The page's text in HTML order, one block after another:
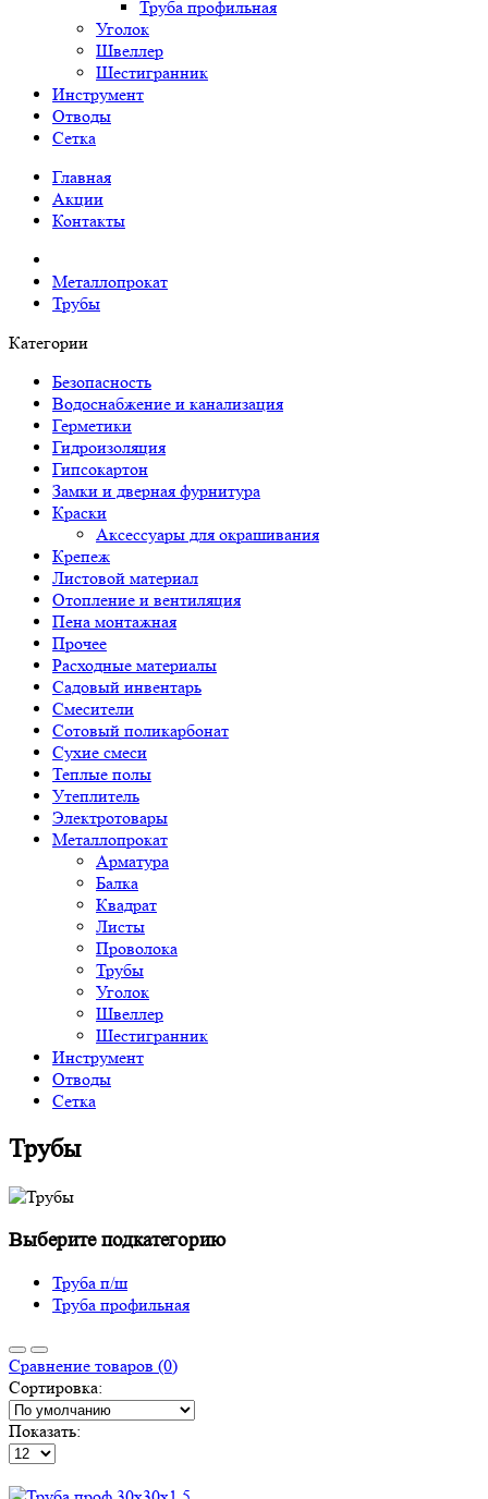
Труба профильная
Уголок
Швеллер
Шестигранник
Инструмент
Отводы
Сетка
Главная
Акции
Контакты
Металлопрокат
Трубы
Категории
Безопасность
Водоснабжение и канализация
Герметики
Гидроизоляция
Гипсокартон
Замки и дверная фурнитура
Краски
Аксессуары для окрашивания
Крепеж
Листовой материал
Отопление и вентиляция
Пена монтажная
Прочее
Расходные материалы
Садовый инвентарь
Смесители
Сотовый поликарбонат
Сухие смеси
Теплые полы
Утеплитель
Электротовары
Металлопрокат
Арматура
Балка
Квадрат
Листы
Проволока
Трубы
Уголок
Швеллер
Шестигранник
Инструмент
Отводы
Сетка
Трубы
Выберите подкатегорию
Труба п/ш
Труба профильная
Сравнение товаров (0)
Сортировка:
Показать: